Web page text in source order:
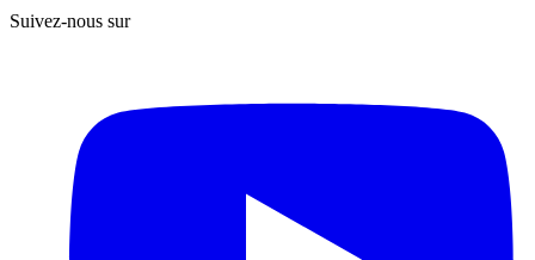
Suivez-nous sur